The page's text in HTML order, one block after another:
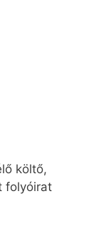
költő,
folyóirat